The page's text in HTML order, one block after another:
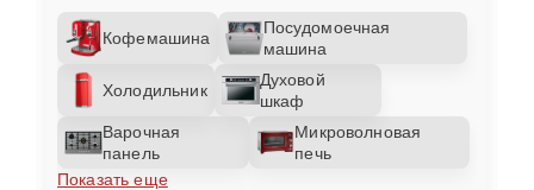
Кофемашина
Посудомоечная
машина
Холодильник
Духовой
шкаф
Варочная
панель
Микроволновая
печь
Показать еще